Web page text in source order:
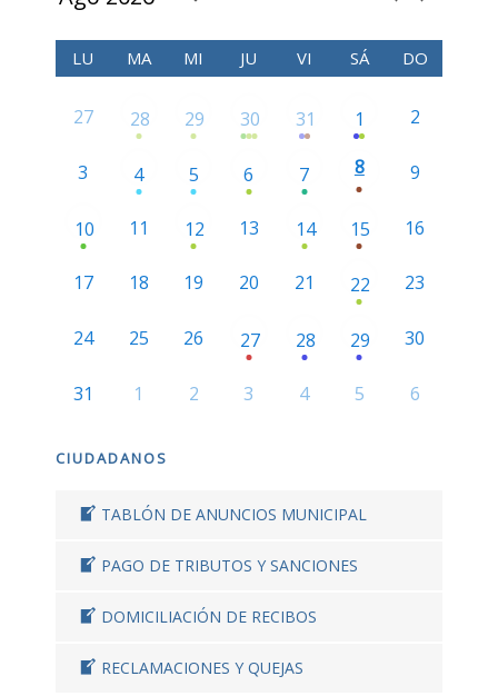
LU MA MI JU VI SÁ DO
27 28 29 30 31 1 2
3 4 5 6 7 8 9
10 11 12 13 14 15 16
17 18 19 20 21 22 23
24 25 26 27 28 29 30
31 1 2 3 4 5 6
CIUDADANOS
TABLÓN DE ANUNCIOS MUNICIPAL
PAGO DE TRIBUTOS Y SANCIONES
DOMICILIACIÓN DE RECIBOS
RECLAMACIONES Y QUEJAS